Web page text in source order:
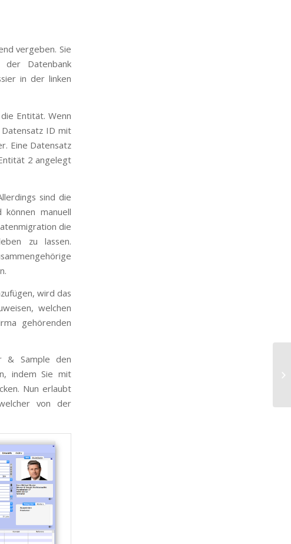
vergeben. Sie
der Datenbank
in der linken
Entität. Wenn
ID mit
Eine Datensatz
2 angelegt
sind die
manuell
die
zu lassen.
wird das
welchen
gehörenden
& Sample den
indem Sie mit
Nun erlaubt
von der